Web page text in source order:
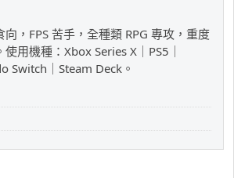
向，FPS 苦手，全種類 RPG 專攻，重度
使用機種：Xbox Series X｜PS5｜
Switch｜Steam Deck。